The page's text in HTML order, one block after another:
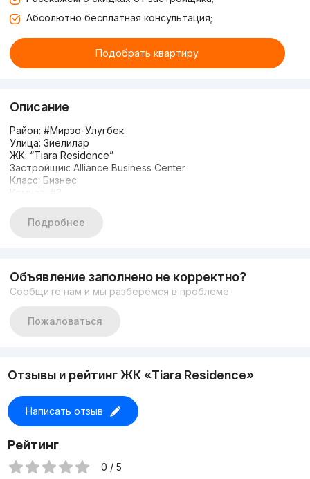
Абсолютно бесплатная консультация;
Подобрать квартиру
Описание
Район: #Мирзо-Улугбек
Улица: Зиелилар
ЖК: “Tiara Residence”
Застройщик: Alliance Business Center
Класс: Бизнес
Комнат: #2
Этажность: 10
Площадь: 58м2
воды и отопления в квартире
Материал стен: кирпич
Цена 185.000у.е.
Подробнее
Объявление заполнено не корректно?
Сообщите нам и мы разберёмся в проблеме
Пожаловаться
Отзывы и рейтинг ЖК «Tiara Residence»
Написать отзыв
Рейтинг
0 / 5